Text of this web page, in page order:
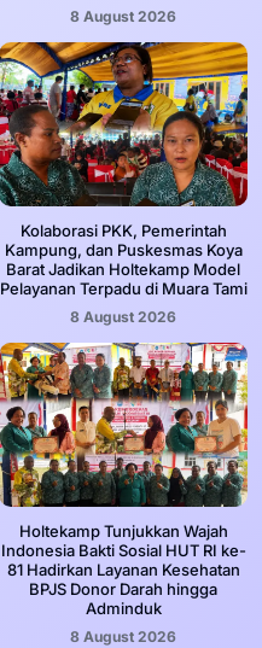
8 August 2026
Kolaborasi PKK, Pemerintah
Kampung, dan Puskesmas Koya
Barat Jadikan Holtekamp Model
Pelayanan Terpadu di Muara Tami
8 August 2026
Holtekamp Tunjukkan Wajah
Indonesia Bakti Sosial HUT RI ke-
81 Hadirkan Layanan Kesehatan
BPJS Donor Darah hingga
Adminduk
8 August 2026